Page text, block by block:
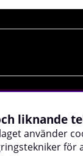
liknande
använder
för